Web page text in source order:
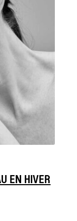
EN HIVER